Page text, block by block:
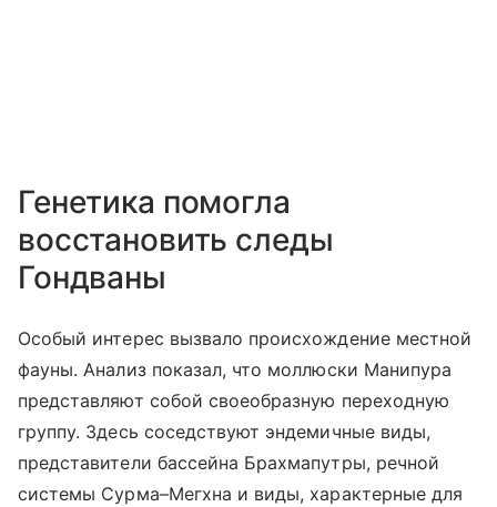
Генетика помогла
восстановить следы
Гондваны
Особый интерес вызвало происхождение местной
фауны. Анализ показал, что моллюски Манипура
представляют собой своеобразную переходную
группу. Здесь соседствуют эндемичные виды,
представители бассейна Брахмапутры, речной
системы Сурма–Мегхна и виды, характерные для